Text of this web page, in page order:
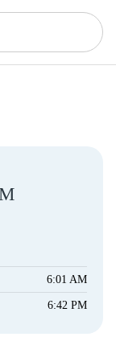
6:01 AM
6:42 PM